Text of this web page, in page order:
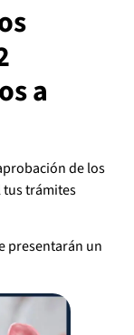
a
de los
tus trámites
presentarán un